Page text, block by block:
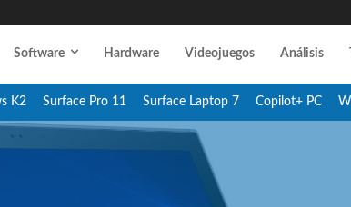
Software Hardware Videojuegos Análisis
K2 Surface Pro 11 Surface Laptop 7 Copilot+ PC